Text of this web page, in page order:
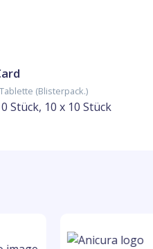
(Blisterpack.)
Stück, 10 x 10 Stück